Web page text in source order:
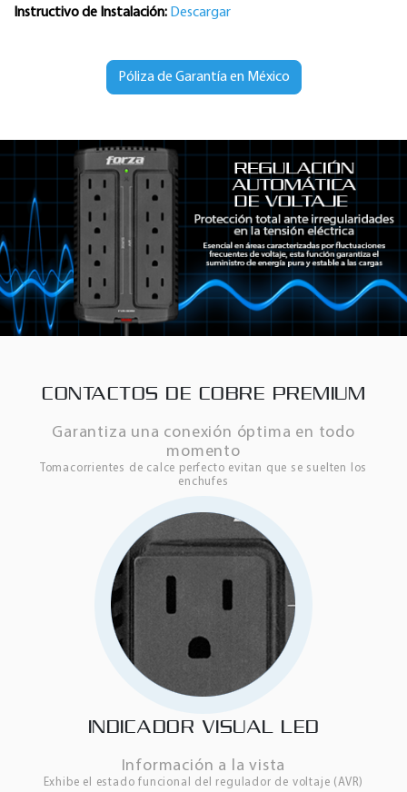
Instructivo de Instalación: Descargar
Póliza de Garantía en México
CONTACTOS DE COBRE PREMIUM
Garantiza una conexión óptima en todo
momento
Tomacorrientes de calce perfecto evitan que se suelten los
enchufes
INDICADOR VISUAL LED
Información a la vista
Exhibe el estado funcional del regulador de voltaje (AVR)